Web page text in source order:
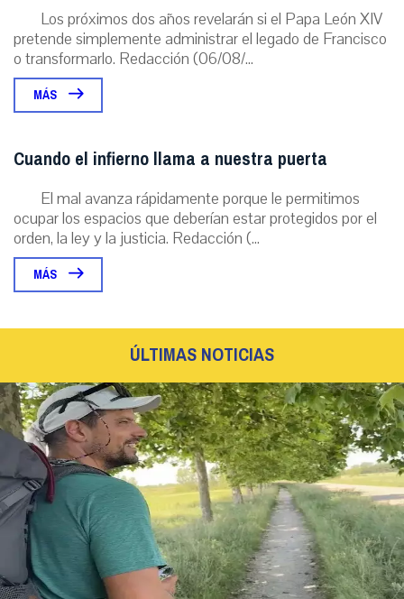
Los próximos dos años revelarán si el Papa León XIV
pretende simplemente administrar el legado de Francisco
o transformarlo. Redacción (06/08/...
MÁS
Cuando el infierno llama a nuestra puerta
El mal avanza rápidamente porque le permitimos
ocupar los espacios que deberían estar protegidos por el
orden, la ley y la justicia. Redacción (...
MÁS
ÚLTIMAS NOTICIAS